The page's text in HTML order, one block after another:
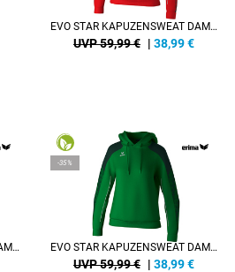
EVO STAR KAPUZENSWEAT DAMEN
UVP 59,99 € | 38,99€
EVO STAR KAPUZENSWEAT DAMEN
-35%
EVO STAR KAPUZENSWEAT DAMEN
UVP 59,99 € | 38,99€